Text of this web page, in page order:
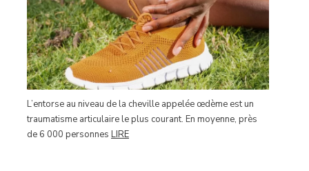
L’entorse au niveau de la cheville appelée œdème est un
traumatisme articulaire le plus courant. En moyenne, près
de 6 000 personnes LIRE